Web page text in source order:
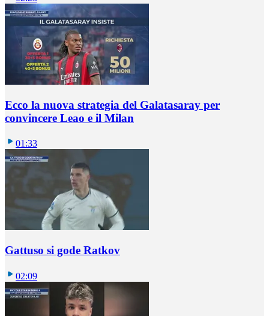
Ecco la nuova strategia del Galatasaray per
convincere Leao e il Milan
01:33
Gattuso si gode Ratkov
02:09